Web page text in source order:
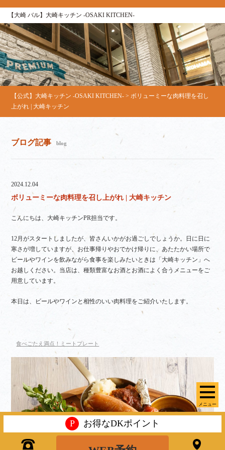
【大崎 バル】大崎キッチン ‐OSAKI KITCHEN‐
メニュー
【公式】大崎キッチン ‐OSAKI KITCHEN‐ >ボリューミーな肉料理を召し
上がれ | 大崎キッチン
ブログ記事 blog
2024.12.04
ボリューミーな肉料理を召し上がれ | 大崎キッチン
こんにちは、大崎キッチンPR担当です。
12月がスタートしましたが、皆さんいかがお過ごしでしょうか。日に日に
寒さが増していますが、お仕事帰りやおでかけ帰りに、あたたかい場所で
ビールやワインを飲みながら食事を楽しみたいときは「大崎キッチン」へ
お越しください。 当店は、種類豊富なお酒とお酒によく合うメニューをご
用意しています。
本日は、ビールやワインと相性のいい肉料理をご紹介いたします。
食べごたえ満点！ミートプレート
P お得なDKポイント